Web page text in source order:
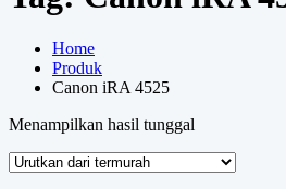
Home
Produk
Canon iRA 4525
Menampilkan hasil tunggal